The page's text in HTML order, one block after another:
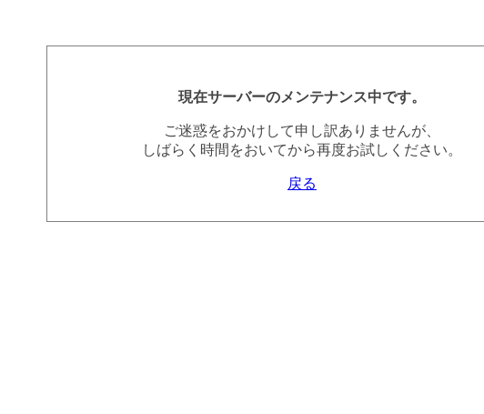
現在サーバーのメンテナンス中です。
ご迷惑をおかけして申し訳ありませんが、
しばらく時間をおいてから再度お試しください。
戻る